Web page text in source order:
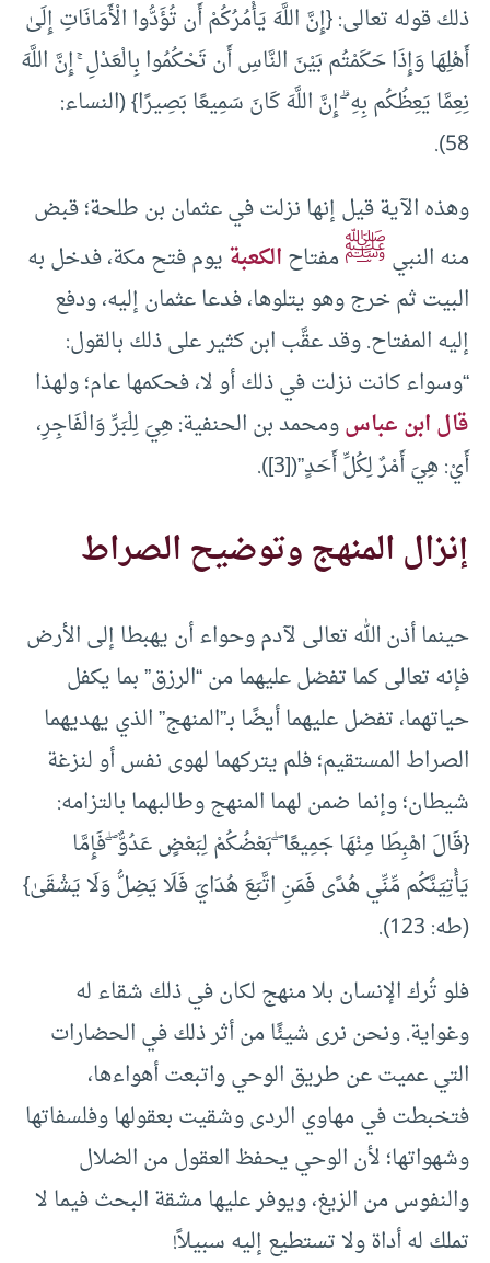
ذلك قوله تعالى: {إِنَّ اللَّهَ يَأْمُرُكُمْ أَن تُؤَدُّوا الْأَمَانَاتِ إِلَىٰ
أَهْلِهَا وَإِذَا حَكَمْتُم بَيْنَ النَّاسِ أَن تَحْكُمُوا بِالْعَدْلِ ۚ إِنَّ اللَّهَ
نِعِمَّا يَعِظُكُم بِهِ ۗ إِنَّ اللَّهَ كَانَ سَمِيعًا بَصِيرًا} (النساء:
58).
وهذه الآية قيل إنها نزلت في عثمان بن طلحة؛ قبض
منه النبيﷺمفتاحالكعبةيوم فتح مكة، فدخل به
البيت ثم خرج وهو يتلوها، فدعا عثمان إليه، ودفع
إليه المفتاح. وقد عقَّب ابن كثير على ذلك بالقول:
“وسواء كانت نزلت في ذلك أو لا، فحكمها عام؛ ولهذا
قال ابن عباسومحمد بن الحنفية: هِيَ لِلْبَرِّ وَالْفَاجِرِ،
أَيْ: هِيَ أَمْرٌ لِكُلِّ أَحَدٍ”([3]).
إنزال المنهج وتوضيح الصراط
حينما أذن الله تعالى لآدم وحواء أن يهبطا إلى الأرض
فإنه تعالى كما تفضل عليهما من “الرزق” بما يكفل
حياتهما، تفضل عليهما أيضًا بـ”المنهج” الذي يهديهما
الصراط المستقيم؛ فلم يتركهما لهوى نفس أو لنزغة
شيطان؛ وإنما ضمن لهما المنهج وطالبهما بالتزامه:
{قَالَ اهْبِطَا مِنْهَا جَمِيعًا ۖ بَعْضُكُمْ لِبَعْضٍ عَدُوٌّ ۖ فَإِمَّا
يَأْتِيَنَّكُم مِّنِّي هُدًى فَمَنِ اتَّبَعَ هُدَايَ فَلَا يَضِلُّ وَلَا يَشْقَىٰ}
(طه: 123).
فلو تُرك الإنسان بلا منهج لكان في ذلك شقاء له
وغواية. ونحن نرى شيئًا من أثر ذلك في الحضارات
التي عميت عن طريق الوحي واتبعت أهواءها،
فتخبطت في مهاوي الردى وشقيت بعقولها وفلسفاتها
وشهواتها؛ لأن الوحي يحفظ العقول من الضلال
والنفوس من الزيغ، ويوفر عليها مشقة البحث فيما لا
تملك له أداة ولا تستطيع إليه سبيلاً!